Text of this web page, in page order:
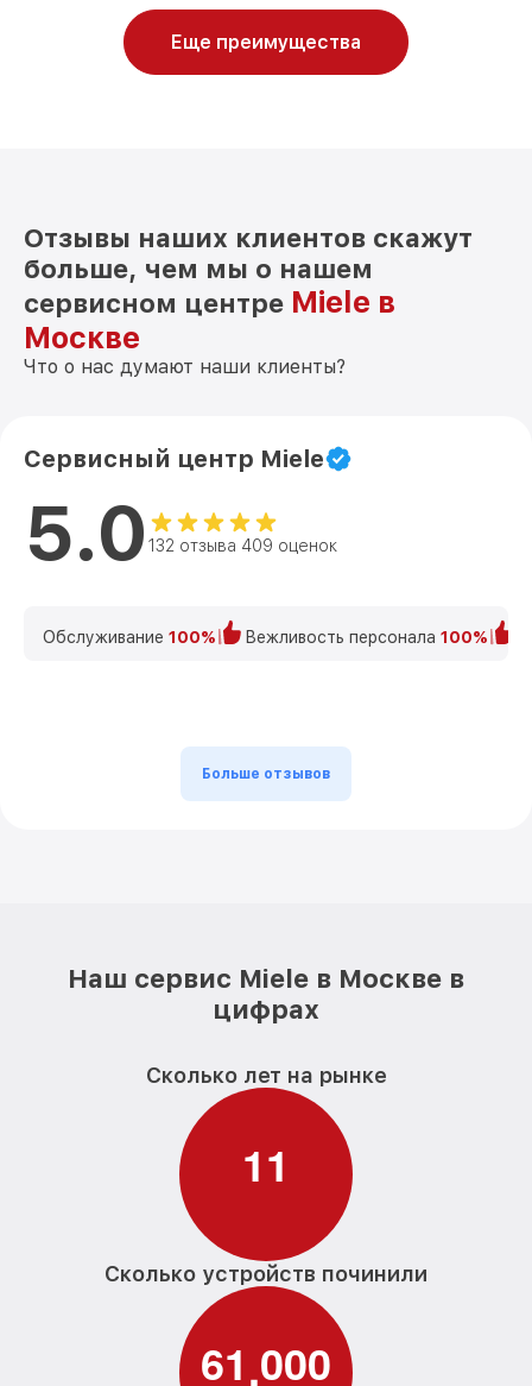
Еще преимущества
Отзывы наших клиентов скажут
больше, чем мы о нашем
сервисном центре Miele в
Москве
Что о нас думают наши клиенты?
Сервисный центр Miele
5.0 132 отзыва 409 оценок
Обслуживание 100% Вежливость персонала 100%
Больше отзывов
Наш сервис Miele в Москве в
цифрах
Сколько лет на рынке
11
Сколько устройств починили
61,000